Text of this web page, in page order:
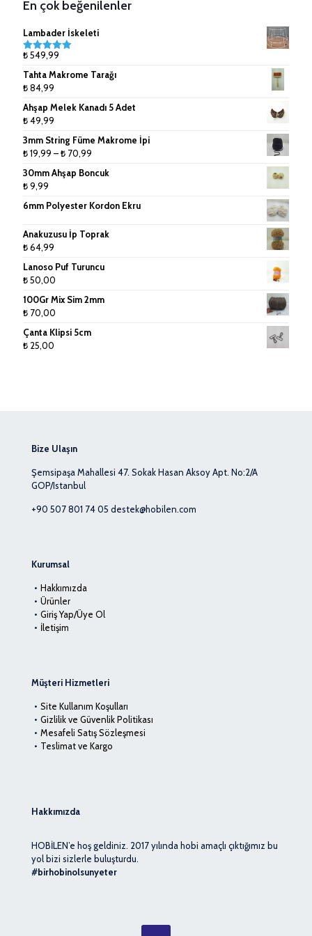
Doğal Rafya
Jüt İpler
Küpe ve Toka Aparatları
Ponpon Makinesi
Tığlar ve Şişler
En çok beğenilenler
Lambader İskeleti
5 üzerinden
aldı
₺549,99
Tahta Makrome Tarağı
₺84,99
Ahşap Melek Kanadı 5 Adet
₺49,99
3mm String Füme Makrome İpi
₺19,99 –₺ 70,99
₺ 19,99
₺ 70,99
30mm Ahşap Boncuk
₺9,99
6mm Polyester Kordon Ekru
Anakuzusu İp Toprak
₺64,99
Lanoso Puf Turuncu
₺50,00
100Gr Mix Sim 2mm
₺ 70,00
Çanta Klipsi 5cm
₺ 25,00
Bize Ulaşın
Şemsipaşa Mahallesi 47. Sokak Hasan Aksoy Apt. No:2/A
GOP/Istanbul
+90 507 801 74 05 destek@hobilen.com
Kurumsal
Hakkımızda
Ürünler
Giriş Yap/Üye Ol
İletişim
Müşteri Hizmetleri
Site Kullanım Koşulları
Gizlilik ve Güvenlik Politikası
Mesafeli Satış Sözleşmesi
Teslimat ve Kargo
Hakkımızda
HOBİLEN’e hoş geldiniz. 2017 yılında hobi amaçlı çıktığımız bu
yol bizi sizlerle buluşturdu.
#birhobinolsunyeter